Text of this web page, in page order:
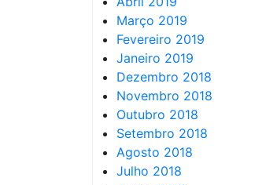
Março 2019
Fevereiro 2019
Janeiro 2019
Dezembro 2018
Novembro 2018
Outubro 2018
Setembro 2018
Agosto 2018
Julho 2018